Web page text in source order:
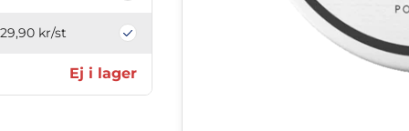
29,90 kr/st
Ej i lager